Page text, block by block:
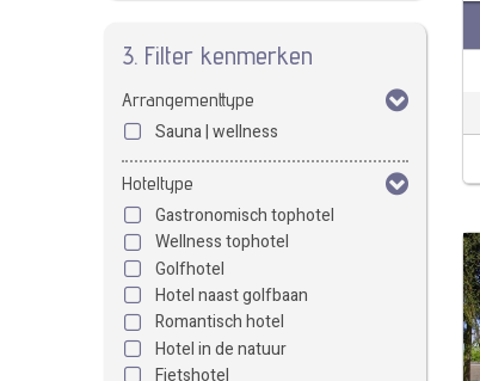
3. Filter kenmerken
Arrangementtype
Sauna | wellness
Hoteltype
Gastronomisch tophotel
Wellness tophotel
Golfhotel
Hotel naast golfbaan
Romantisch hotel
Hotel in de natuur
Fietshotel